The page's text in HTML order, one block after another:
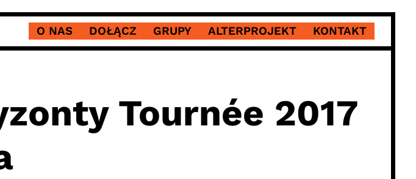
O NAS DOŁĄCZ GRUPY ALTERPROJEKT KONTAKT
Tournée 2017